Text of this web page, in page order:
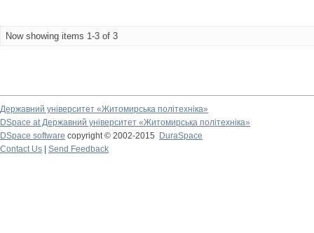
Now showing items 1-3 of 3
Державний університет «Житомирська політехніка»
DSpace at Державний університет «Житомирська політехніка»
DSpace software copyright © 2002-2015
DuraSpace
Contact Us
Send Feedback